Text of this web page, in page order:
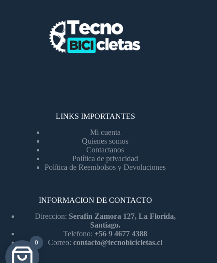
LINKS IMPORTANTES
Mi cuenta
Quienes somos
Contactanos
Política de privacidad
Política de Reembolsos y Devoluciones
INFORMACION DE CONTACTO
Direccion: Serafin Zamora 127, La Florida,
Santiago.
Telefono: +56 9 4677 4388
Correo:contacto@tecnobicicletas.cl
0